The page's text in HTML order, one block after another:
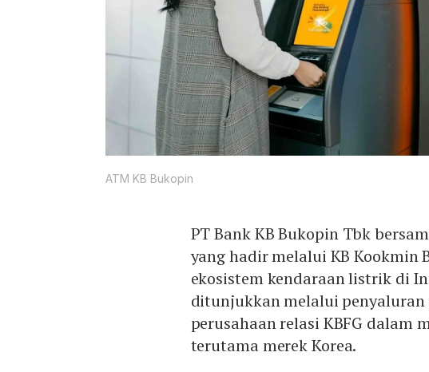
ATM KB Bukopin
PT Bank KB Bukopin Tbk
yang hadir melalui KB Kookmin
ekosistem kendaraan listrik di
ditunjukkan melalui penyaluran
perusahaan relasi KBFG dalam
terutama merek Korea.